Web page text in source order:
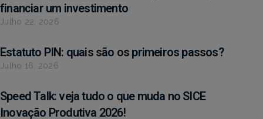
financiar um investimento
Julho 22, 2026
Estatuto PIN: quais são os primeiros passos?
Julho 16, 2026
Speed Talk: veja tudo o que muda no SICE
Inovação Produtiva 2026!